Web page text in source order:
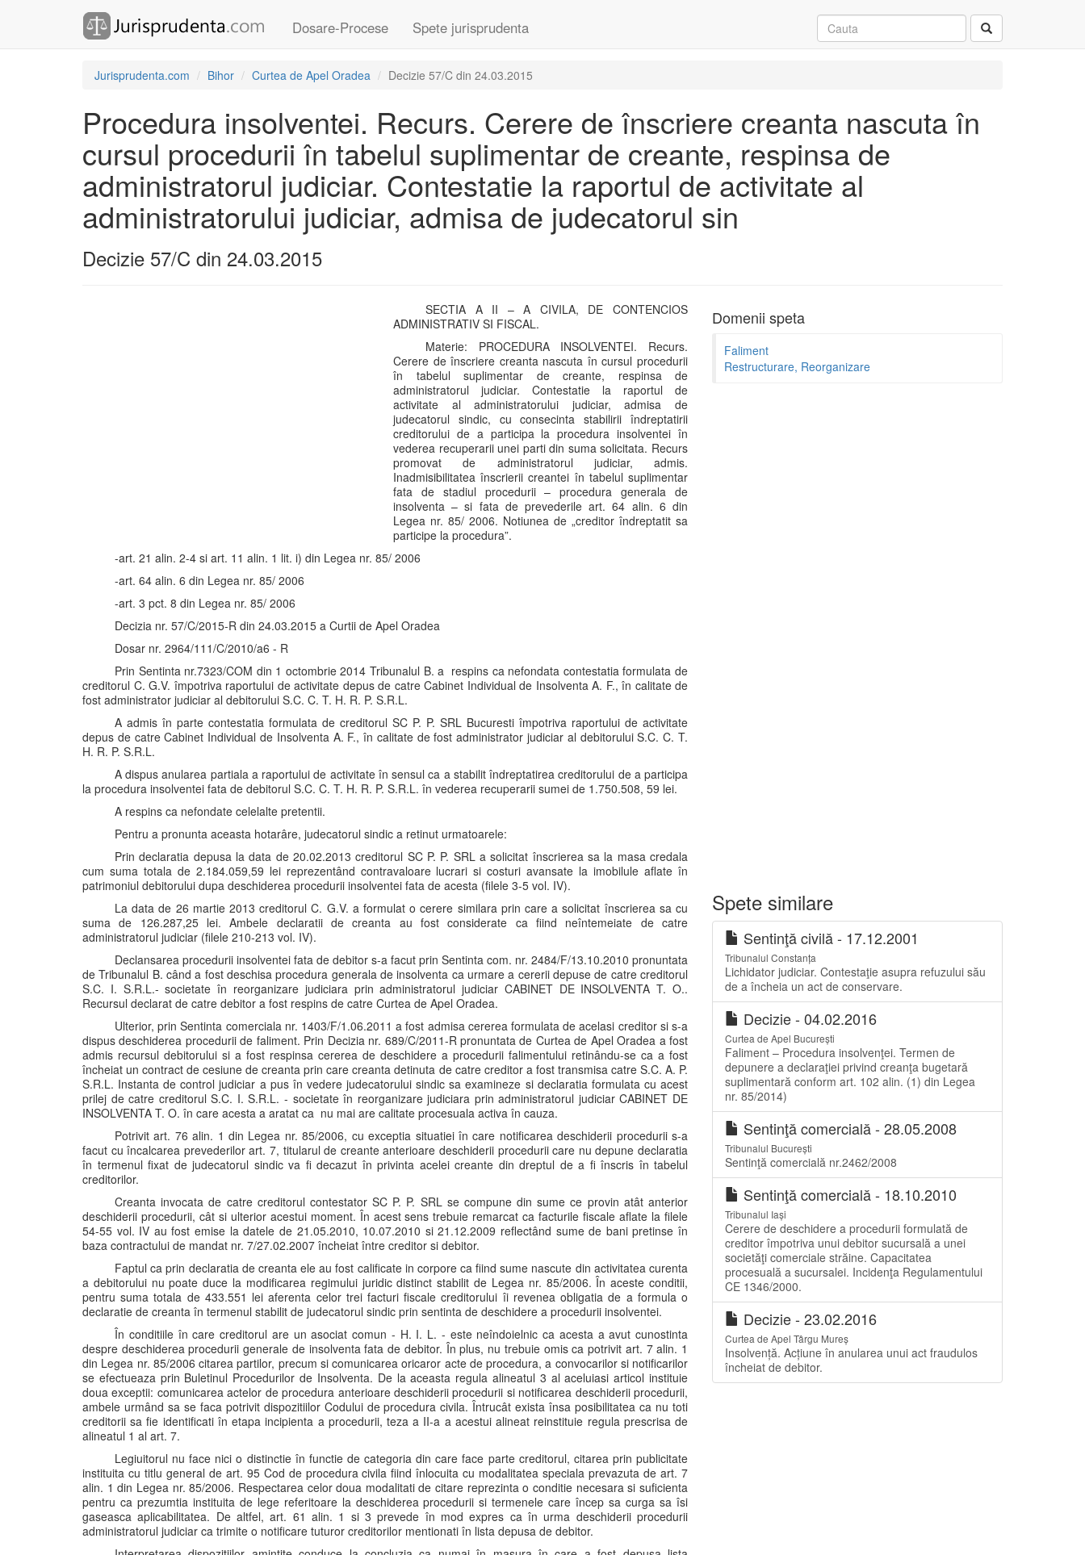
Dosare-Procese Spete jurisprudenta
Jurisprudenta.com Bihor Curtea de Apel Oradea Decizie 57/C din 24.03.2015
Procedura insolventei. Recurs. Cerere de înscriere creanta nascuta în
cursul procedurii în tabelul suplimentar de creante, respinsa de
administratorul judiciar. Contestatie la raportul de activitate al
administratorului judiciar, admisa de judecatorul sin
Decizie 57/C din 24.03.2015
SECTIA A II – A CIVILA, DE CONTENCIOS
ADMINISTRATIV SI FISCAL.
Materie: PROCEDURA INSOLVENTEI. Recurs.
Cerere de înscriere creanta nascuta în cursul procedurii
în tabelul suplimentar de creante, respinsa de
administratorul judiciar. Contestatie la raportul de
activitate al administratorului judiciar, admisa de
judecatorul sindic, cu consecinta stabilirii îndreptatirii
creditorului de a participa la procedura insolventei în
vederea recuperarii unei parti din suma solicitata. Recurs
promovat de administratorul judiciar, admis.
Inadmisibilitatea înscrierii creantei în tabelul suplimentar
fata de stadiul procedurii – procedura generala de
insolventa – si fata de prevederile art. 64 alin. 6 din
Legea nr. 85/ 2006. Notiunea de „creditor îndreptatit sa
participe la procedura”.
-art. 21 alin. 2-4 si art. 11 alin. 1 lit. i) din Legea nr. 85/ 2006
-art. 64 alin. 6 din Legea nr. 85/ 2006
-art. 3 pct. 8 din Legea nr. 85/ 2006
Decizia nr. 57/C/2015-R din 24.03.2015 a Curtii de Apel Oradea
Dosar nr. 2964/111/C/2010/a6 - R
Prin Sentinta nr.7323/COM din 1 octombrie 2014 Tribunalul B. a respins ca nefondata contestatia formulata de
creditorul C. G.V. împotriva raportului de activitate depus de catre Cabinet Individual de Insolventa A. F., în calitate de
fost administrator judiciar al debitorului S.C. C. T. H. R. P. S.R.L.
A admis în parte contestatia formulata de creditorul SC P. P. SRL Bucuresti împotriva raportului de activitate
depus de catre Cabinet Individual de Insolventa A. F., în calitate de fost administrator judiciar al debitorului S.C. C. T.
H. R. P. S.R.L.
A dispus anularea partiala a raportului de activitate în sensul ca a stabilit îndreptatirea creditorului de a participa
la procedura insolventei fata de debitorul S.C. C. T. H. R. P. S.R.L. în vederea recuperarii sumei de 1.750.508, 59 lei.
A respins ca nefondate celelalte pretentii.
Pentru a pronunta aceasta hotarâre, judecatorul sindic a retinut urmatoarele:
Prin declaratia depusa la data de 20.02.2013 creditorul SC P. P. SRL a solicitat înscrierea sa la masa credala
cum suma totala de 2.184.059,59 lei reprezentând contravaloare lucrari si costuri avansate la imobilule aflate în
patrimoniul debitorului dupa deschiderea procedurii insolventei fata de acesta (filele 3-5 vol. IV).
La data de 26 martie 2013 creditorul C. G.V. a formulat o cerere similara prin care a solicitat înscrierea sa cu
suma de 126.287,25 lei. Ambele declaratii de creanta au fost considerate ca fiind neîntemeiate de catre
administratorul judiciar (filele 210-213 vol. IV).
Declansarea procedurii insolventei fata de debitor s-a facut prin Sentinta com. nr. 2484/F/13.10.2010 pronuntata
de Tribunalul B. când a fost deschisa procedura generala de insolventa ca urmare a cererii depuse de catre creditorul
S.C. I. S.R.L.- societate în reorganizare judiciara prin administratorul judiciar CABINET DE INSOLVENTA T. O..
Recursul declarat de catre debitor a fost respins de catre Curtea de Apel Oradea.
Ulterior, prin Sentinta comerciala nr. 1403/F/1.06.2011 a fost admisa cererea formulata de acelasi creditor si s-a
dispus deschiderea procedurii de faliment. Prin Decizia nr. 689/C/2011-R pronuntata de Curtea de Apel Oradea a fost
admis recursul debitorului si a fost respinsa cererea de deschidere a procedurii falimentului retinându-se ca a fost
încheiat un contract de cesiune de creanta prin care creanta detinuta de catre creditor a fost transmisa catre S.C. A. P.
S.R.L. Instanta de control judiciar a pus în vedere judecatorului sindic sa examineze si declaratia formulata cu acest
prilej de catre creditorul S.C. I. S.R.L. - societate în reorganizare judiciara prin administratorul judiciar CABINET DE
INSOLVENTA T. O. în care acesta a aratat ca nu mai are calitate procesuala activa în cauza.
Potrivit art. 76 alin. 1 din Legea nr. 85/2006, cu exceptia situatiei în care notificarea deschiderii procedurii s-a
facut cu încalcarea prevederilor art. 7, titularul de creante anterioare deschiderii procedurii care nu depune declaratia
în termenul fixat de judecatorul sindic va fi decazut în privinta acelei creante din dreptul de a fi înscris în tabelul
creditorilor.
Creanta invocata de catre creditorul contestator SC P. P. SRL se compune din sume ce provin atât anterior
deschiderii procedurii, cât si ulterior acestui moment. În acest sens trebuie remarcat ca facturile fiscale aflate la filele
54-55 vol. IV au fost emise la datele de 21.05.2010, 10.07.2010 si 21.12.2009 reflectând sume de bani pretinse în
baza contractului de mandat nr. 7/27.02.2007 încheiat între creditor si debitor.
Faptul ca prin declaratia de creanta ele au fost calificate in corpore ca fiind sume nascute din activitatea curenta
a debitorului nu poate duce la modificarea regimului juridic distinct stabilit de Legea nr. 85/2006. În aceste conditii,
pentru suma totala de 433.551 lei aferenta celor trei facturi fiscale creditorului îi revenea obligatia de a formula o
declaratie de creanta în termenul stabilit de judecatorul sindic prin sentinta de deschidere a procedurii insolventei.
În conditiile în care creditorul are un asociat comun - H. I. L. - este neîndoielnic ca acesta a avut cunostinta
despre deschiderea procedurii generale de insolventa fata de debitor. În plus, nu trebuie omis ca potrivit art. 7 alin. 1
din Legea nr. 85/2006 citarea partilor, precum si comunicarea oricaror acte de procedura, a convocarilor si notificarilor
se efectueaza prin Buletinul Procedurilor de Insolventa. De la aceasta regula alineatul 3 al aceluiasi articol instituie
doua exceptii: comunicarea actelor de procedura anterioare deschiderii procedurii si notificarea deschiderii procedurii,
ambele urmând sa se faca potrivit dispozitiilor Codului de procedura civila. Întrucât exista însa posibilitatea ca nu toti
creditorii sa fie identificati în etapa incipienta a procedurii, teza a II-a a acestui alineat reinstituie regula prescrisa de
alineatul 1 al art. 7.
Legiuitorul nu face nici o distinctie în functie de categoria din care face parte creditorul, citarea prin publicitate
instituita cu titlu general de art. 95 Cod de procedura civila fiind înlocuita cu modalitatea speciala prevazuta de art. 7
alin. 1 din Legea nr. 85/2006. Respectarea celor doua modalitati de citare reprezinta o conditie necesara si suficienta
pentru ca prezumtia instituita de lege referitoare la deschiderea procedurii si termenele care încep sa curga sa îsi
gaseasca aplicabilitatea. De altfel, art. 61 alin. 1 si 3 prevede în mod expres ca în urma deschiderii procedurii
administratorul judiciar ca trimite o notificare tuturor creditorilor mentionati în lista depusa de debitor.
Domenii speta
Faliment
Restructurare, Reorganizare
Spete similare
Sentinţă civilă - 17.12.2001
Tribunalul Constanța
Lichidator judiciar. Contestaţie asupra refuzului său
de a încheia un act de conservare.
Decizie - 04.02.2016
Curtea de Apel București
Faliment – Procedura insolvenţei. Termen de
depunere a declaraţiei privind creanţa bugetară
suplimentară conform art. 102 alin. (1) din Legea
nr. 85/2014)
Sentinţă comercială - 28.05.2008
Tribunalul București
Sentinţă comercială nr.2462/2008
Sentinţă comercială - 18.10.2010
Tribunalul Iași
Cerere de deschidere a procedurii formulată de
creditor împotriva unui debitor sucursală a unei
societăţi comerciale străine. Capacitatea
procesuală a sucursalei. Incidenţa Regulamentului
CE 1346/2000.
Decizie - 23.02.2016
Curtea de Apel Târgu Mureș
Insolvență. Acțiune în anularea unui act fraudulos
încheiat de debitor.